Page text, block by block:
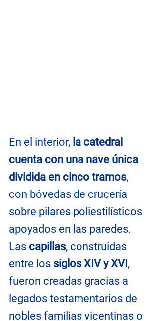
En el interior, la catedral
cuenta con una nave única
dividida en cinco tramos,
con bóvedas de crucería
sobre pilares poliestilísticos
apoyados en las paredes.
Las capillas, construidas
entre los siglos XIV y XVI ,
fueron creadas gracias a
legados testamentarios de
nobles familias vicentinas o